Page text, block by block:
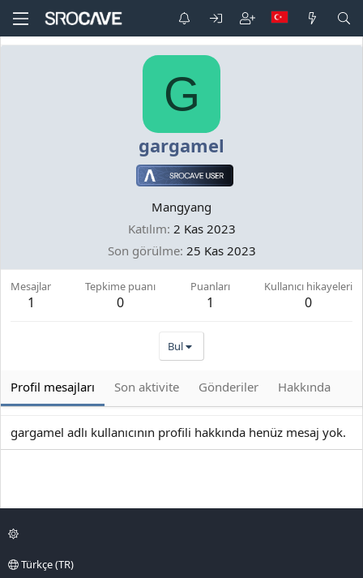
G
gargamel
Mangyang
Katılım 2 Kas 2023
Son görülme 25 Kas 2023
Mesajlar
1
Tepkime puanı
0
Puanları
1
Kullanıcı hikayeleri
0
Bul
Profil mesajları Son aktivite Gönderiler Hakkında
gargamel adlı kullanıcının profili hakkında henüz mesaj yok.
Türkçe (TR)